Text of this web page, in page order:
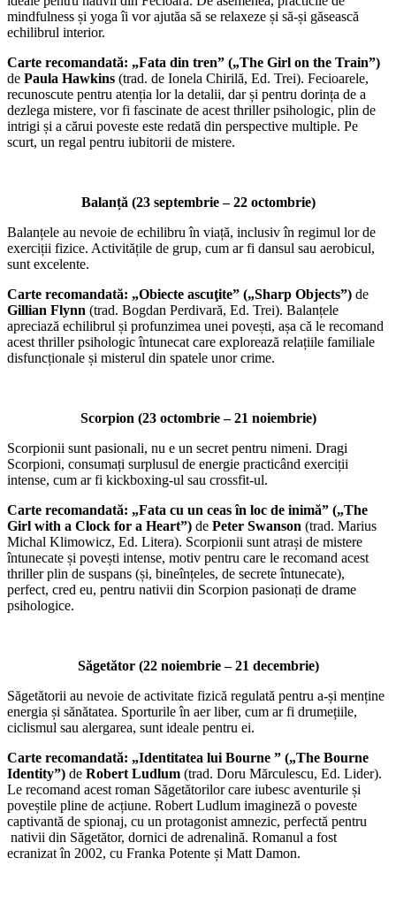
mindfulness și yoga îi vor ajutăa să se relaxeze și să-și găsească
echilibrul interior.
Carte recomandată: „Fata din tren” („The Girl on the Train”)
de Paula Hawkins (trad. de Ionela Chirilă, Ed. Trei). Fecioarele,
recunoscute pentru atenția lor la detalii, dar și pentru dorința de a
dezlega mistere, vor fi fascinate de acest thriller psihologic, plin de
intrigi și a cărui poveste este redată din perspective multiple. Pe
scurt, un regal pentru iubitorii de mistere.
Balanță (23 septembrie – 22 octombrie)
Balanțele au nevoie de echilibru în viață, inclusiv în regimul lor de
exerciții fizice. Activitățile de grup, cum ar fi dansul sau aerobicul,
sunt excelente.
Carte recomandată: „Obiecte ascuţite” („Sharp Objects”) de
Gillian Flynn (trad. Bogdan Perdivară, Ed. Trei). Balanțele
apreciază echilibrul și profunzimea unei povești, așa că le recomand
acest thriller psihologic întunecat care explorează relațiile familiale
disfuncționale și misterul din spatele unor crime.
Scorpion (23 octombrie – 21 noiembrie)
Scorpionii sunt pasionali, nu e un secret pentru nimeni. Dragi
Scorpioni, consumați surplusul de energie practicând exerciții
intense, cum ar fi kickboxing-ul sau crossfit-ul.
Carte recomandată: „Fata cu un ceas în loc de inimă” („The
Girl with a Clock for a Heart”) de Peter Swanson (trad. Marius
Michal Klimowicz, Ed. Litera). Scorpionii sunt atrași de mistere
întunecate și povești intense, motiv pentru care le recomand acest
thriller plin de suspans (și, bineînțeles, de secrete întunecate),
perfect, cred eu, pentru nativii din Scorpion pasionați de drame
psihologice.
Săgetător (22 noiembrie – 21 decembrie)
Săgetătorii au nevoie de activitate fizică regulată pentru a-și menține
energia și sănătatea. Sporturile în aer liber, cum ar fi drumețiile,
ciclismul sau alergarea, sunt ideale pentru ei.
Carte recomandată: „Identitatea lui Bourne ” („The Bourne
Identity”) de Robert Ludlum (trad. Doru Mărculescu, Ed. Lider).
Le recomand acest roman Săgetătorilor care iubesc aventurile și
poveștile pline de acțiune. Robert Ludlum imagineză o poveste
captivantă de spionaj, cu un protagonist amnezic, perfectă pentru
nativii din Săgetător, dornici de adrenalină. Romanul a fost
ecranizat în 2002, cu Franka Potente și Matt Damon.